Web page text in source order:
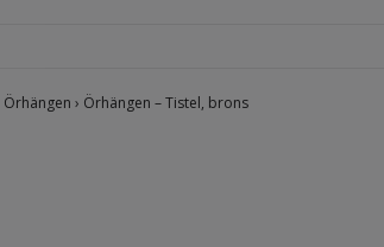
Örhängen › Örhängen – Tistel, brons